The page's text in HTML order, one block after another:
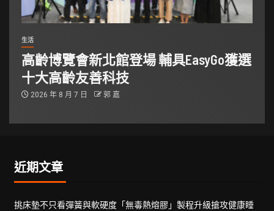
生活
高齡博覽會新北館登場 輔具EasyGo獲選
十大高齡友善科技
2026 年 8 月 7 日 郭 嘉
近期文章
挑床墊不只看彈簧與軟硬度「無毒熱熔膠」製程升級搶攻健康睡